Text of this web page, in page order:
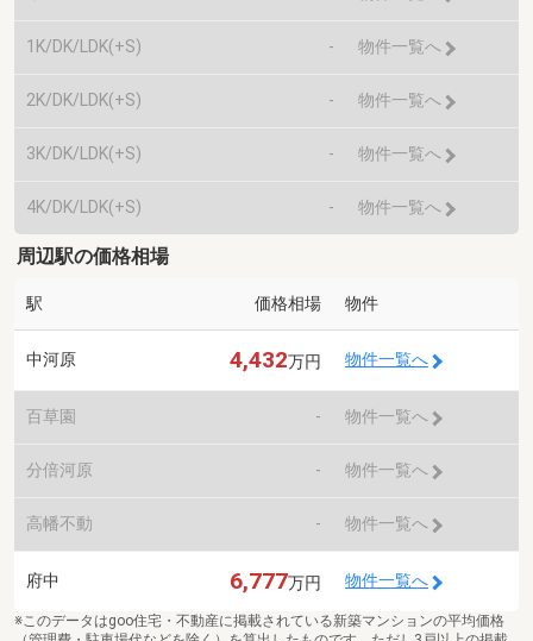
1K/DK/LDK(+S) - 物件一覧へ
2K/DK/LDK(+S) - 物件一覧へ
3K/DK/LDK(+S) - 物件一覧へ
4K/DK/LDK(+S) - 物件一覧へ
周辺駅の価格相場
駅 価格相場 物件
中河原 4,432万円 物件一覧へ
百草園 - 物件一覧へ
分倍河原 - 物件一覧へ
高幡不動 - 物件一覧へ
府中 6,777万円 物件一覧へ
※このデータはgoo住宅・不動産に掲載されている新築マンションの平均価格